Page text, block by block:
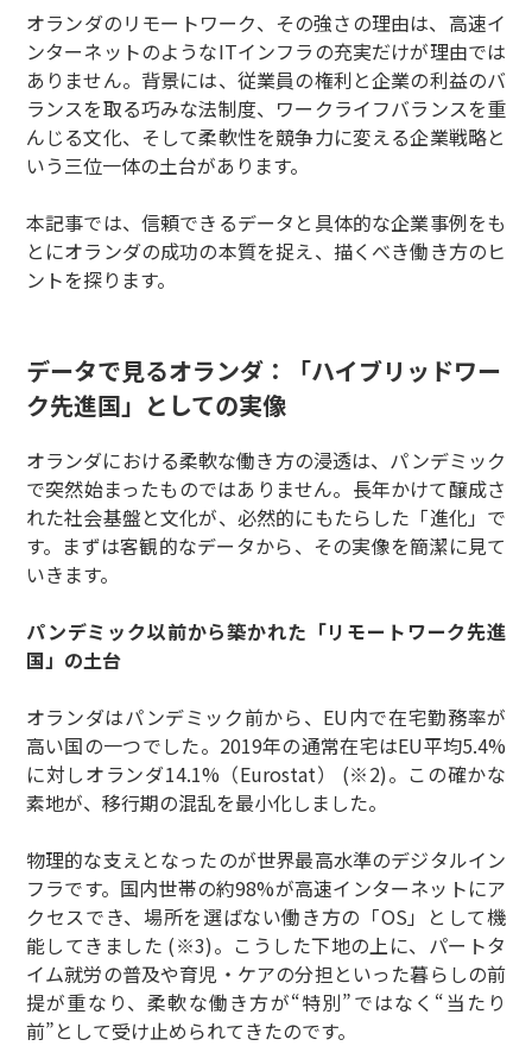
オランダのリモートワーク、その強さの理由は、高速イ
ンターネットのようなITインフラの充実だけが理由では
ありません。背景には、従業員の権利と企業の利益のバ
ランスを取る巧みな法制度、ワークライフバランスを重
んじる文化、そして柔軟性を競争力に変える企業戦略と
いう三位一体の土台があります。
本記事では、信頼できるデータと具体的な企業事例をも
とにオランダの成功の本質を捉え、描くべき働き方のヒ
ントを探ります。
データで見るオランダ：「ハイブリッドワー
ク先進国」としての実像
オランダにおける柔軟な働き方の浸透は、パンデミック
で突然始まったものではありません。長年かけて醸成さ
れた社会基盤と文化が、必然的にもたらした「進化」で
す。まずは客観的なデータから、その実像を簡潔に見て
いきます。
パンデミック以前から築かれた「リモートワーク先進
国」の土台
オランダはパンデミック前から、EU内で在宅勤務率が
高い国の一つでした。2019年の通常在宅はEU平均5.4%
に対しオランダ14.1%（Eurostat） (※2)。この確かな
素地が、移行期の混乱を最小化しました。
物理的な支えとなったのが世界最高水準のデジタルイン
フラです。国内世帯の約98%が高速インターネットにア
クセスでき、場所を選ばない働き方の「OS」として機
能してきました (※3)。こうした下地の上に、パートタ
イム就労の普及や育児・ケアの分担といった暮らしの前
提が重なり、柔軟な働き方が“特別”ではなく“当たり
前”として受け止められてきたのです。